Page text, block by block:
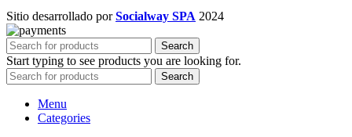
Sitio desarrollado porSocialway SPA 2024
Search
Start typing to see products you are looking for.
Search
Menu
Categories